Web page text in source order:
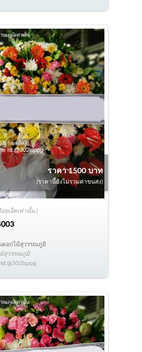
ยเอ็ดเท่านั้น )
ราคา 1500 บาท
(ราคานี้ยังไม่รวมค่าขนส่ง)
ดอกไม้สุวรรณภูมิ
สุวรรณภูมิ